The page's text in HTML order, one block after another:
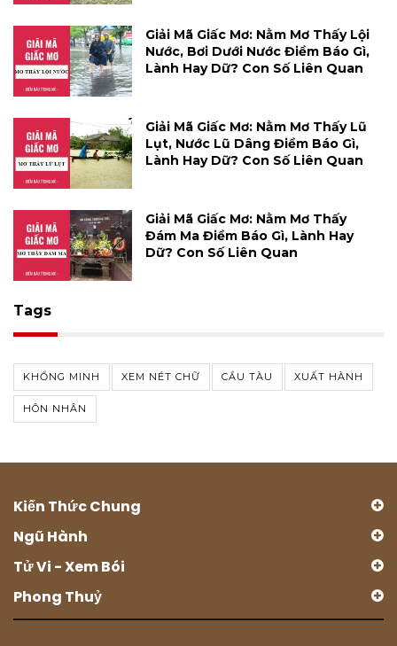
Giải Mã Giấc Mơ: Nằm Mơ Thấy Lội
Nước, Bơi Dưới Nước Điềm Báo Gì,
Lành Hay Dữ? Con Số Liên Quan
Giải Mã Giấc Mơ: Nằm Mơ Thấy Lũ
Lụt, Nước Lũ Dâng Điềm Báo Gì,
Lành Hay Dữ? Con Số Liên Quan
Giải Mã Giấc Mơ: Nằm Mơ Thấy
Đám Ma Điềm Báo Gì, Lành Hay
Dữ? Con Số Liên Quan
Tags
KHỔNG MINH XEM NÉT CHỮ CẦU TÀU XUẤT HÀNH
HÔN NHÂN
Kiến Thức Chung
Ngũ Hành
Tử Vi - Xem Bói
Phong Thuỷ